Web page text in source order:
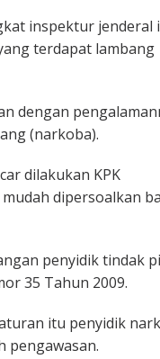
inspektur jenderal
terdapat lambang
dengan
(narkoba).
dilakukan KPK
dipersoalkan
penyidik tindak
35 Tahun 2009.
itu penyidik
pengawasan.